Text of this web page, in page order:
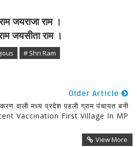
जयराजा राम ।
जयसीता राम ।
# Shri Ram
Older Article
वाली मध्य प्रदेश पहली ग्राम पंचायत बनी
Vaccination First Village In MP
View More